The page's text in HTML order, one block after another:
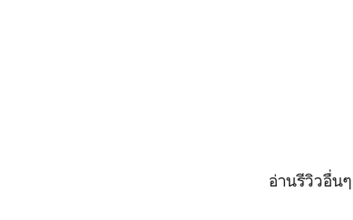
อ่านรีวิวอื่นๆ